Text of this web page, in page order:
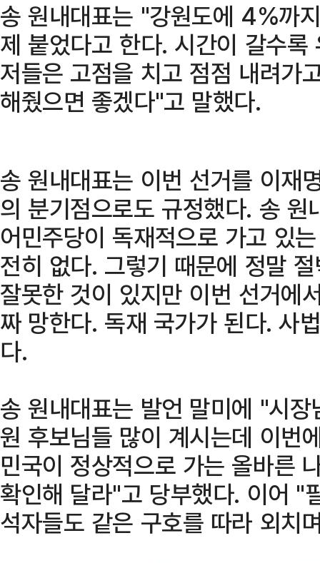
송 원내대표는 "강원도에 4%까
제 붙었다고 한다. 시간이 갈수
저들은 고점을 치고 점점 내려가
해줬으면 좋겠다"고 말했다.
송 원내대표는 이번 선거를 이재
의 분기점으로도 규정했다. 송
어민주당이 독재적으로 가고 있
전히 없다. 그렇기 때문에 정말
잘못한 것이 있지만 이번 선거에
짜 망한다. 독재 국가가 된다. 사
다.
송 원내대표는 발언 말미에 "시
원 후보님들 많이 계시는데 이번
민국이 정상적으로 가는 올바른
확인해 달라"고 당부했다. 이어 "
석자들도 같은 구호를 따라 외치